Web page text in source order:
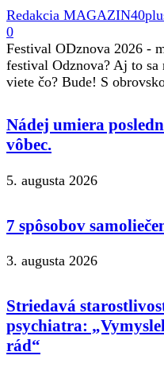
Redakcia
0
Festival ODznova 2026 -
festival Odznova? Aj to
viete čo? Bude! S
Nádej umiera
vôbec.
5. augusta 2026
7 spôsobov
3. augusta 2026
Striedavá
psychiatra:
rád“